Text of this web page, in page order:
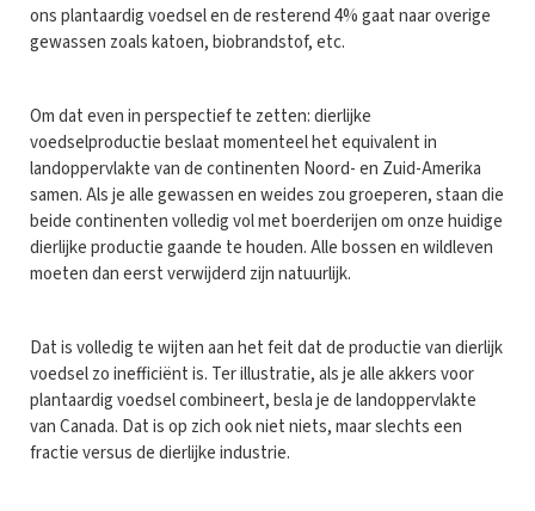
ons plantaardig voedsel en de resterend 4% gaat naar overige
gewassen zoals katoen, biobrandstof, etc.
Om dat even in perspectief te zetten: dierlijke
voedselproductie beslaat momenteel het equivalent in
landoppervlakte van de continenten Noord- en Zuid-Amerika
samen. Als je alle gewassen en weides zou groeperen, staan die
beide continenten volledig vol met boerderijen om onze huidige
dierlijke productie gaande te houden. Alle bossen en wildleven
moeten dan eerst verwijderd zijn natuurlijk.
Dat is volledig te wijten aan het feit dat de productie van dierlijk
voedsel zo inefficiënt is. Ter illustratie, als je alle akkers voor
plantaardig voedsel combineert, besla je de landoppervlakte
van Canada. Dat is op zich ook niet niets, maar slechts een
fractie versus de dierlijke industrie.